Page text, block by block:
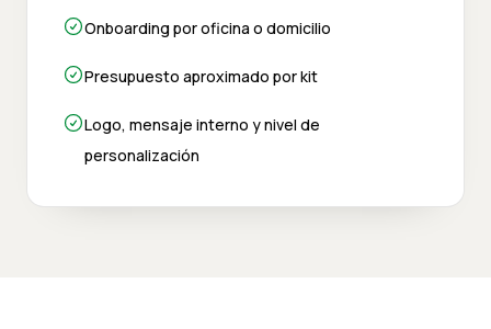
Onboarding por oficina o domicilio
Presupuesto aproximado por kit
Logo, mensaje interno y nivel de
personalización